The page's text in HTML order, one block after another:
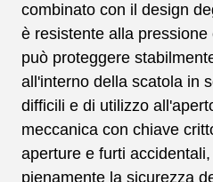
combinato con il design
è resistente alla
può proteggere
all'interno della scatola in
difficili e di utilizzo
meccanica con chiave
aperture e furti
pienamente la sicurezza